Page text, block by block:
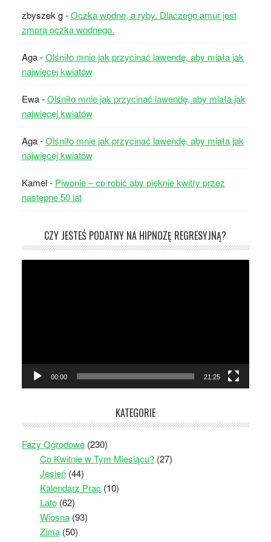
zbyszek g-Oczka wodne, a ryby. Dlaczego amur jest
zmorą oczka wodnego.
Aga-Olśniło mnie jak przycinać lawendę, aby miała jak
najwięcej kwiatów
Ewa-Olśniło mnie jak przycinać lawendę, aby miała jak
najwięcej kwiatów
Aga-Olśniło mnie jak przycinać lawendę, aby miała jak
najwięcej kwiatów
Kamel- Piwonie – co robić aby pięknie kwitły przez
następne 50 lat
CZY JESTEŚ PODATNY NA HIPNOZĘ REGRESYJNĄ?
00:00 21:25
KATEGORIE
Fazy Ogrodowe(230)
Co Kwitnie w Tym Miesiącu?(27)
Jesień(44)
Kalendarz Prac (10)
Lato(62)
Wiosna(93)
Zima(50)